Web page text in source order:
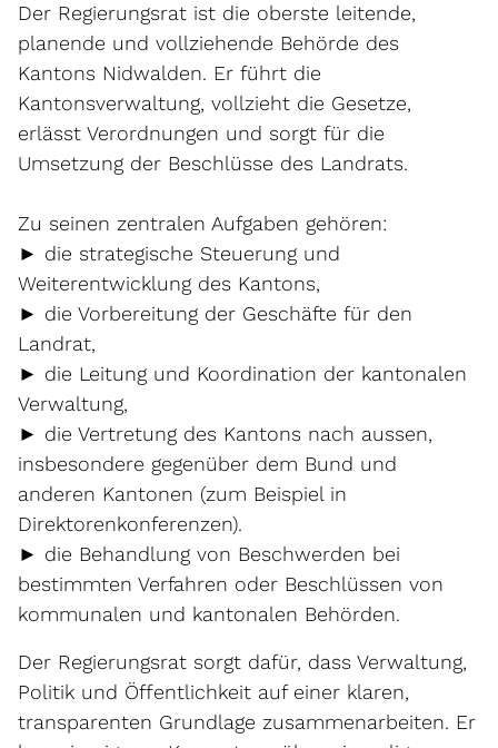
Der Regierungsrat ist die oberste leitende,
planende und vollziehende Behörde des
Kantons Nidwalden. Er führt die
Kantonsverwaltung, vollzieht die Gesetze,
erlässt Verordnungen und sorgt für die
Umsetzung der Beschlüsse des Landrats.
Zu seinen zentralen Aufgaben gehören:
► die strategische Steuerung und
Weiterentwicklung des Kantons,
► die Vorbereitung der Geschäfte für den
Landrat,
► die Leitung und Koordination der kantonalen
Verwaltung,
► die Vertretung des Kantons nach aussen,
insbesondere gegenüber dem Bund und
anderen Kantonen (zum Beispiel in
Direktorenkonferenzen).
► die Behandlung von Beschwerden bei
bestimmten Verfahren oder Beschlüssen von
kommunalen und kantonalen Behörden.
Der Regierungsrat sorgt dafür, dass Verwaltung,
Politik und Öffentlichkeit auf einer klaren,
transparenten Grundlage zusammenarbeiten. Er